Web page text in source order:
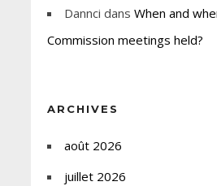
Dannci dans When and
Commission meetings held?
ARCHIVES
août 2026
juillet 2026